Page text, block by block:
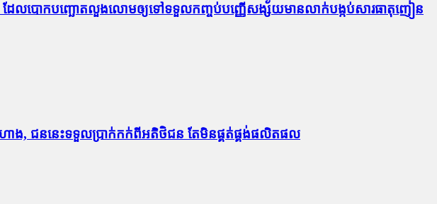
ដែលបោកបញ្ឆោតលួងលោមឲ្យទៅទទួលកញ្ចប់បញ្ញើសង្ស័យមានលាក់បង្កប់សារធាតុញៀន
ាមហាង, ជននេះទទួលប្រាក់កក់ពីអតិថិជន តែមិនផ្គត់ផ្គង់ផលិតផល